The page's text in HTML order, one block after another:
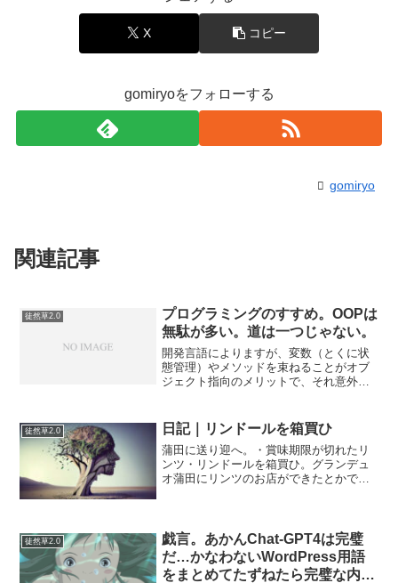
X コピー
gomiryoをフォローする
gomiryo
関連記事
徒然草2.0
プログラミングのすすめ。OOPは
無駄が多い。道は一つじゃない。
開発言語によりますが、変数（とくに状
態管理）やメソッドを束ねることがオブ
ジェクト指向のメリットで、それ意外の
るところです。簡単なアプリならば、
Railsなどのフレームワ...
徒然草2.0 日記｜リンドールを箱買ひ
蒲田に送り迎へ。・賞味期限が切れたリ
ンツ・リンドールを箱買ひ。グランデュ
オ蒲田にリンツのお店ができたとかで賑
は選べず1ダース...
徒然草2.0
戯言。あかんChat-GPT4は完璧
だ…かなわないWordPress用語
をまとめてたずねたら完璧な内容